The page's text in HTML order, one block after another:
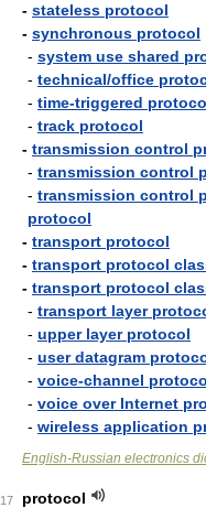
- stateless protocol
- synchronous protocol
- system use shared
- technical/office
- time-triggered
- track protocol
- transmission control
- transmission control
- transmission control
protocol
- transport protocol
- transport protocol
- transport protocol
- transport layer
- upper layer protocol
- user datagram
- voice-channel
- voice over Internet
- wireless application
English-Russian electronics
17
protocol